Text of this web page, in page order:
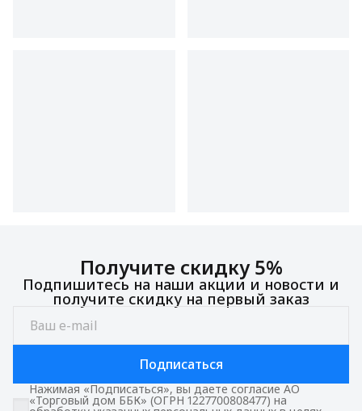
Получите скидку 5%
Подпишитесь на наши акции и новости и
получите скидку на первый заказ
Подписаться
Нажимая «Подписаться», вы даете согласие АО
«Торговый дом ББК» (ОГРН 1227700808477) на